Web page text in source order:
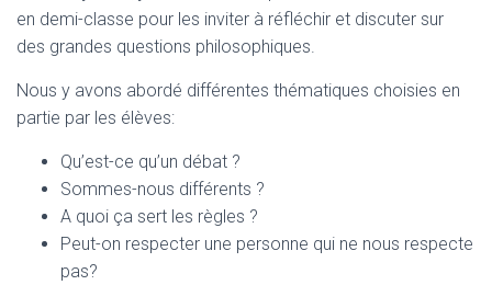
en demi-classe pour les inviter à réfléchir et discuter sur
des grandes questions philosophiques.
Nous y avons abordé différentes thématiques choisies en
partie par les élèves:
Qu’est-ce qu’un débat ?
Sommes-nous différents ?
A quoi ça sert les règles ?
Peut-on respecter une personne qui ne nous respecte
pas?